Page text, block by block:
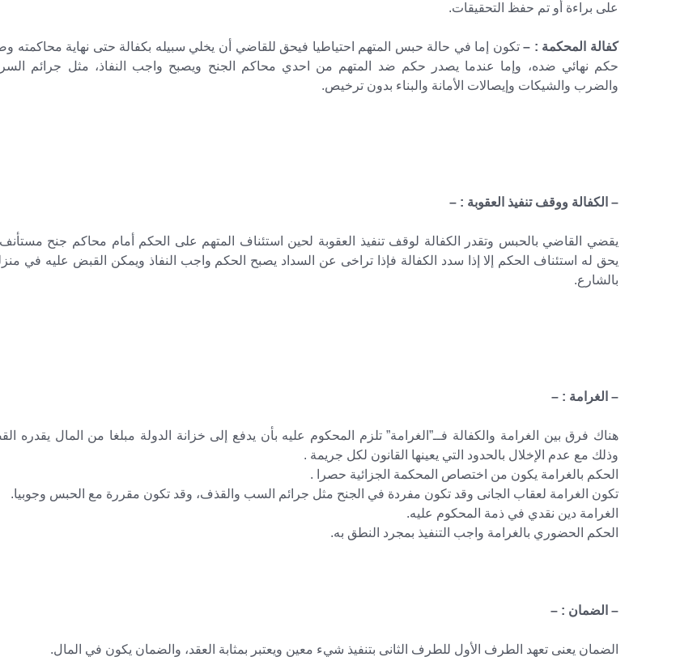
على براءة أو تم حفظ التحقيقات.
كفالة المحكمة : –تكون إما في حالة حبس المتهم احتياطيا فيحق للقاضي أن يخلي سبيله بكفالة حتى نهاية محاكمته
حكم نهائي ضده، وإما عندما يصدر حكم ضد المتهم من احدي محاكم الجنح ويصبح واجب النفاذ، مثل جرائم
والضرب والشيكات وإيصالات الأمانة والبناء بدون ترخيص.
– الكفالة ووقف تنفيذ العقوبة : –
يقضي القاضي بالحبس وتقدر الكفالة لوقف تنفيذ العقوبة لحين استئناف المتهم على الحكم أمام محاكم جنح
يحق له استئناف الحكم إلا إذا سدد الكفالة فإذا تراخى عن السداد يصبح الحكم واجب النفاذ ويمكن القبض عليه في
بالشارع.
– الغرامة : –
هناك فرق بين الغرامة والكفالة فــ”الغرامة” تلزم المحكوم عليه بأن يدفع إلى خزانة الدولة مبلغا من المال يقدره
وذلك مع عدم الإخلال بالحدود التي يعينها القانون لكل جريمة .
الحكم بالغرامة يكون من اختصاص المحكمة الجزائية حصرا .
تكون الغرامة لعقاب الجانى وقد تكون مفردة في الجنح مثل جرائم السب والقذف، وقد تكون مقررة مع الحبس وجوبيا.
الغرامة دين نقدي في ذمة المحكوم عليه.
الحكم الحضوري بالغرامة واجب التنفيذ بمجرد النطق به.
– الضمان : –
الضمان يعنى تعهد الطرف الأول للطرف الثانى بتنفيذ شيء معين ويعتبر بمثابة العقد، والضمان يكون في المال.